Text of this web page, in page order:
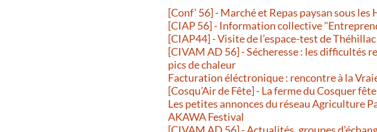
[Conf’ 56] - Marché et Repas paysan sous
[CIAP 56] - Information collective
[CIAP44] - Visite de l’espace-test de
[CIVAM AD 56] - Sécheresse : les difficultés
pics de chaleur
Facturation éléctronique : rencontre à la
[Cosqu’Air de Fête] - La ferme du Cosquer
Les petites annonces du réseau Agriculture
AKAWA Festival
[CIVAM AD 56] - Actualités, groupes